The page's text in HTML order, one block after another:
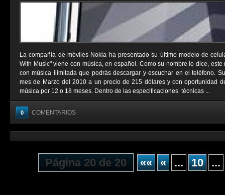
La compañía de móviles Nokia ha presentado su último modelo de
With Music" viene con música, en español. Como su nombre lo dice,
con música ilimitada que podrás descargar y escuchar en el teléfono.
mes de Marzo del 2010 a un precio de 215 dólares y con oportunidad
música por 12 o 18 meses. Dentro de las especificaciones técnicas ...
0 COMENTARIOS
Página 20 de 20 «« « ... 10 ...